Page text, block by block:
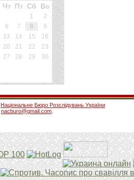
Чт Пт Сб Вс
1
2
6 7 8
9
13 14 15
16
20 21 22
23
27 28 29
30
Національне Бюро Розслідувань України
nacburo@gmail.com